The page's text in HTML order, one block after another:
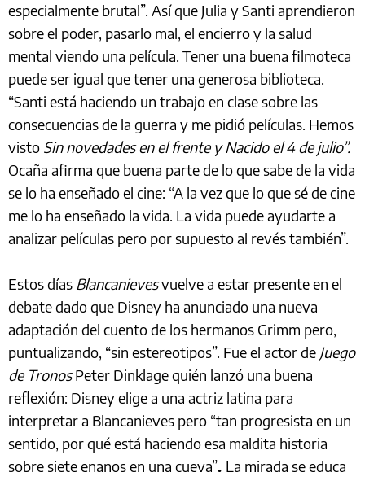
especialmente brutal”. Así que Julia y Santi aprendieron
sobre el poder, pasarlo mal, el encierro y la salud
mental viendo una película. Tener una buena filmoteca
puede ser igual que tener una generosa biblioteca.
“Santi está haciendo un trabajo en clase sobre las
consecuencias de la guerra y me pidió películas. Hemos
visto Sin novedades en el frente y Nacido el 4 de julio”.
Ocaña afirma que buena parte de lo que sabe de la vida
se lo ha enseñado el cine: “A la vez que lo que sé de cine
me lo ha enseñado la vida. La vida puede ayudarte a
analizar películas pero por supuesto al revés también”.
Estos días Blancanievesvuelve a estar presente en el
debate dado que Disney ha anunciado una nueva
adaptación del cuento de los hermanos Grimm pero,
puntualizando, “sin estereotipos”. Fue el actor de Juego
de TronosPeter Dinklage quién lanzó una buena
reflexión: Disney elige a una actriz latina para
interpretar a Blancanieves pero “tan progresista en un
sentido, por qué está haciendo esa maldita historia
sobre siete enanos en una cueva”. La mirada se educa